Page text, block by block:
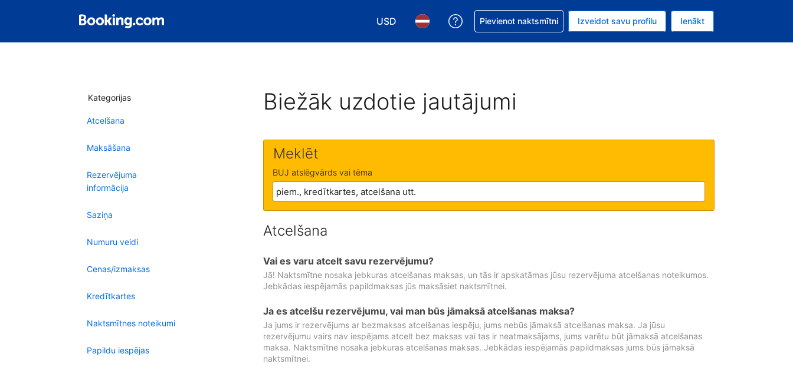
USD
Izvēlēties valūtu. Jūsu pašreizējā valūta ir ASV dolārs.
Izvēlēties valodu. Jūsu pašreizējā valoda ir Latviski.
Saņemiet palīdzību saistībā ar savu rezervējumu.
Pievienot naktsmītni Izveidot savu profilu Ienākt
Kategorijas
Atcelšana
Maksāšana
Rezervējuma
informācija
Saziņa
Numuru veidi
Cenas/izmaksas
Kredītkartes
Naktsmītnes noteikumi
Papildu iespējas
Biežāk uzdotie jautājumi
Meklēt
BUJ atslēgvārds vai tēma
Atcelšana
Vai es varu atcelt savu rezervējumu?
Jā! Naktsmītne nosaka jebkuras atcelšanas maksas, un tās ir apskatāmas jūsu rezervējuma atcelšanas noteikumos.
Jebkādas iespējamās papildmaksas jūs maksāsiet naktsmītnei.
Ja es atcelšu rezervējumu, vai man būs jāmaksā atcelšanas maksa?
Ja jums ir rezervējums ar bezmaksas atcelšanas iespēju, jums nebūs jāmaksā atcelšanas maksa. Ja jūsu
rezervējumu vairs nav iespējams atcelt bez maksas vai tas ir neatmaksājams, jums varētu būt jāmaksā atcelšanas
maksa. Naktsmītne nosaka jebkuras atcelšanas maksas. Jebkādas iespējamās papildmaksas jums būs jāmaksā
naktsmītnei.